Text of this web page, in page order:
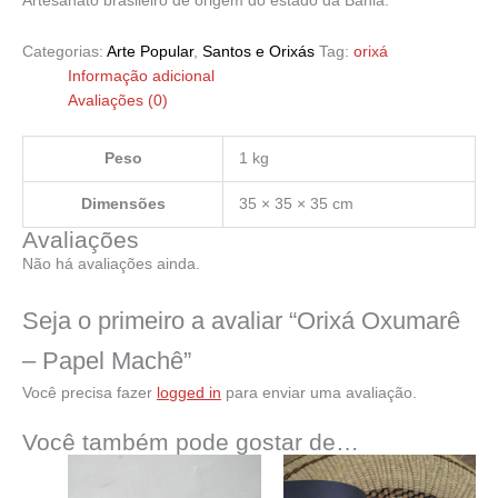
Categorias: Arte Popular, Santos e Orixás Tag: orixá
Informação adicional
Avaliações (0)
Peso 1 kg
Dimensões 35 × 35 × 35 cm
Avaliações
Não há avaliações ainda.
Seja o primeiro a avaliar “Orixá Oxumarê
– Papel Machê”
Você precisa fazer logged in para enviar uma avaliação.
Você também pode gostar de…